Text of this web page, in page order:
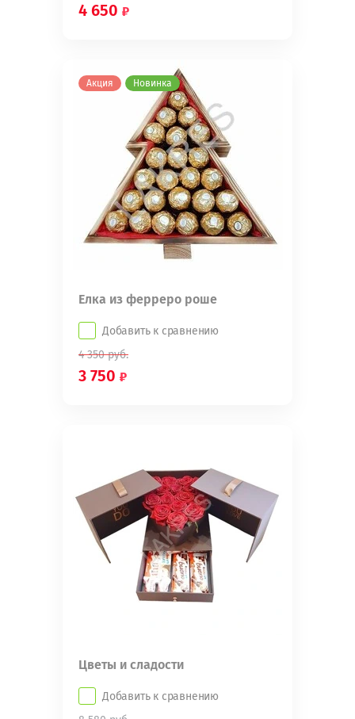
4 650
Акция Новинка
Елка из ферреро роше
Добавить к сравнению
4 350руб.
3 750
Цветы и сладости
Добавить к сравнению